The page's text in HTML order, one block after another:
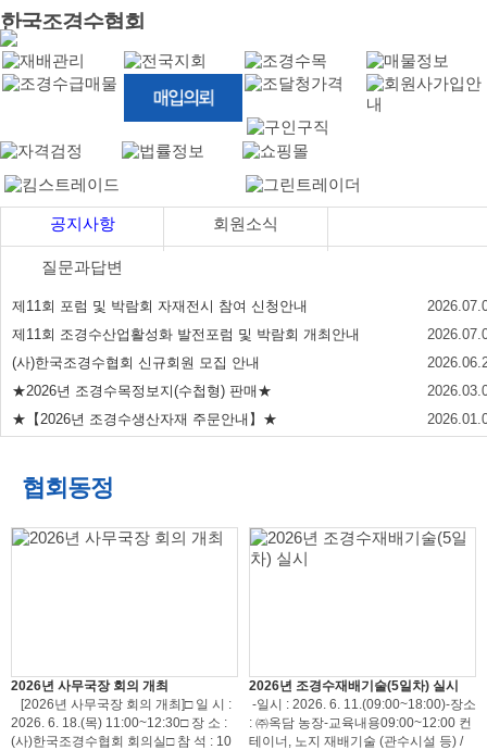
한국조경수협회
공지사항 회원소식
질문과답변
제11회 포럼 및 박람회 자재전시 참여 신청안내
제11회 조경수산업활성화 발전포럼 및 박람회 개최안내
(사)한국조경수협회 신규회원 모집 안내
★2026년 조경수목정보지(수첩형) 판매★
★【2026년 조경수생산자재 주문안내】★
협회동정
2026년 사무국장 회의 개최
[2026년 사무국장 회의 개최]□ 일 시 :
2026. 6. 18.(목) 11:00~12:30□ 장 소 :
(사)한국조경수협회 회의실□ 참 석 : 10
2026년 조경수재배기술(5일차) 실시
-일시 : 2026. 6. 11.(09:00~18:00)-장소
: ㈜옥담 농장-교육내용09:00~12:00 컨
테이너, 노지 재배기술 (관수시설 등) /